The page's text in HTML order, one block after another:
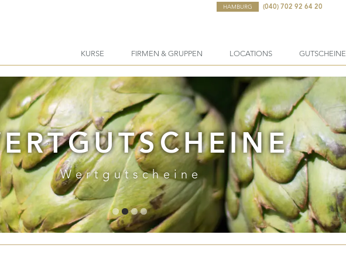
HAMBURG (040) 702 92 64 20
KURSE FIRMEN & GRUPPEN LOCATIONS GUTSCHEINE
Wertgutscheine